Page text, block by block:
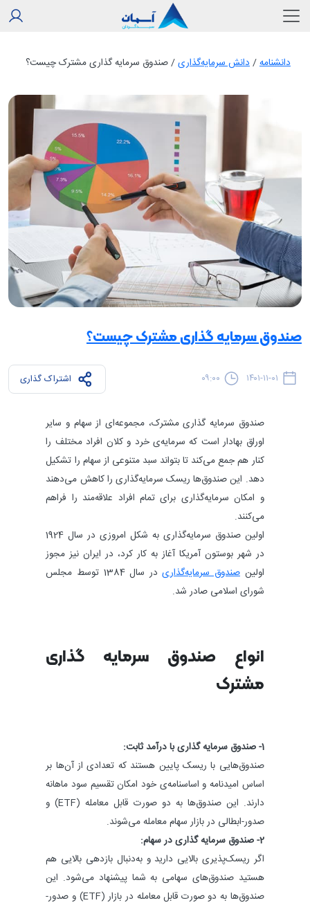
دانشنامه/دانش سرمایه‌گذاری/صندوق سرمایه‌ گذاری مشترک چیست؟
صندوق سرمایه‌ گذاری مشترک چیست؟
اشتراک گذاری
صندوق سرمایه گذاری مشترک، مجموعه‌ای از سهام و سایر
اوراق‌ بهادار است که سرمایه‌ی خرد و کلان افراد مختلف را
کنار هم جمع می‌کند تا بتواند سبد متنوعی از سهام را تشکیل
دهد. این صندوق‌ها ریسک سرمایه‌گذاری را کاهش می‌دهند
و امکان سرمایه‌گذاری برای تمام افراد علاقه‌مند را فراهم
می‌کنند.
اولین صندوق سرمایه‌گذاری به شکل امروزی در سال 1924
در شهر بوستون آمریکا آغاز به کار کرد، در ایران نیز مجوز
اولین صندوق سرمایه‌گذاری
در سال 1384 توسط مجلس
شورای اسلامی صادر شد.
انواع صندوق سرمایه ‌گذاری
مشترک
1- صندوق سرمایه ‌گذاری با درآمد ثابت:
صندوق‌هایی با ریسک پایین هستند که تعدادی از آن‌ها بر
اساس امیدنامه و اساسنامه‌ی خود امکان تقسیم سود ماهانه
دارند. این صندوق‌ها به دو صورت قابل معامله (ETF) و
صدور-ابطالی در بازار سهام معامله می‌شوند.
2- صندوق سرمایه ‌‌گذاری در سهام:
اگر ریسک‌پذیری بالایی دارید و به‌دنبال بازدهی بالایی هم
هستید صندوق‌های سهامی به شما پیشنهاد می‌شود. این
صندوق‌ها به دو صورت قابل معامله در بازار (ETF) و صدور-